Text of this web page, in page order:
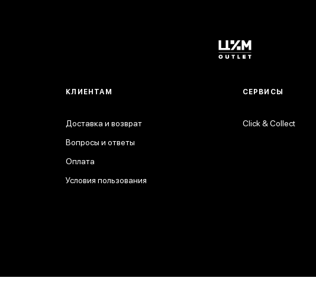
КЛИЕНТАМ
Доставка и возврат
Вопросы и ответы
Оплата
Условия пользования
СЕРВИСЫ
Click & Collect